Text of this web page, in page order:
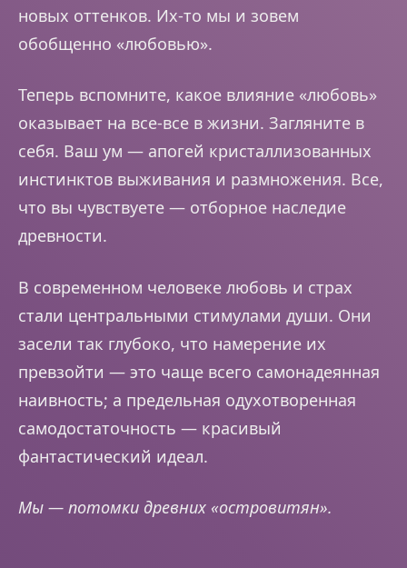
новых оттенков. Их-то мы и зовем
обобщенно «любовью».
Теперь вспомните, какое влияние «любовь»
оказывает на все-все в жизни. Загляните в
себя. Ваш ум — апогей кристаллизованных
инстинктов выживания и размножения. Все,
что вы чувствуете — отборное наследие
древности.
В современном человеке любовь и страх
стали центральными стимулами души. Они
засели так глубоко, что намерение их
превзойти — это чаще всего самонадеянная
наивность; а предельная одухотворенная
самодостаточность — красивый
фантастический идеал.
Мы — потомки древних «островитян».